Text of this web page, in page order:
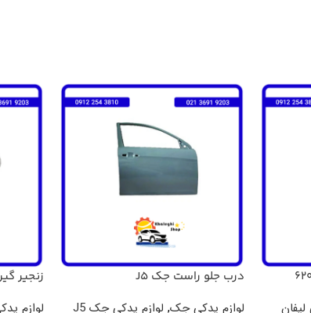
درب جلو راست جک J5
لوازم یدکی جک, لوازم یدکی جک J5
زنجیر
لوازم